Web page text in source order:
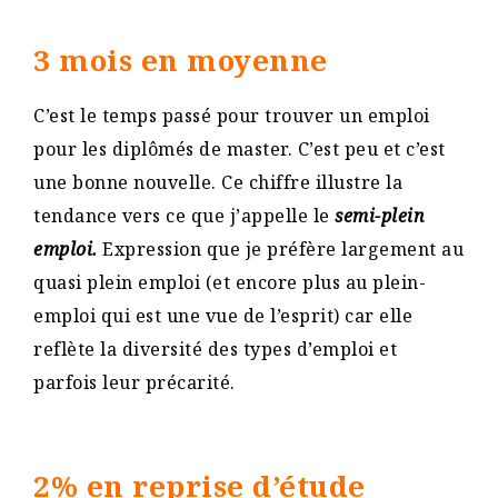
3 mois en moyenne
C’est le temps passé pour trouver un emploi
pour les diplômés de master. C’est peu et c’est
une bonne nouvelle. Ce chiffre illustre la
tendance vers ce que j’appelle le semi-plein
emploi. Expression que je préfère largement au
quasi plein emploi (et encore plus au plein-
emploi qui est une vue de l’esprit) car elle
reflète la diversité des types d’emploi et
parfois leur précarité.
2% en reprise d’étude